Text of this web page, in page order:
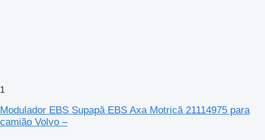
1
Modulador EBS Supapă EBS Axa Motrică 21114975 para
camião Volvo –